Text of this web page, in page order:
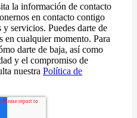
la información de contacto
en contacto contigo
servicios. Puedes darte de
en cualquier momento. Para
darte de baja, así como
y el compromiso de
nuestra Política de